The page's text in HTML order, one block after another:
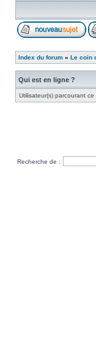
Index du forum » Le coin
Qui est en ligne ?
Utilisateur(s) parcourant
Recherche de :